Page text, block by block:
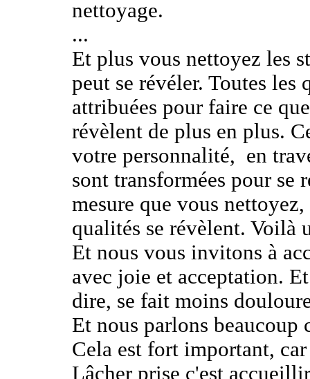
nettoyage.
...
Et plus vous nettoyez les
peut se révéler. Toutes
attribuées pour faire ce
révèlent de plus en plus.
votre personnalité, en
sont transformées pour se
mesure que vous
qualités se révèlent. Voilà
Et nous vous invitons à
avec joie et acceptation.
dire, se fait moins
Et nous parlons beaucoup
Cela est fort important,
Lâcher prise c'est